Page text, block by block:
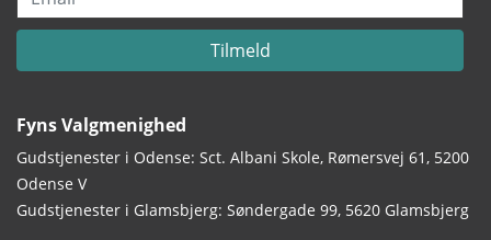
Fyns Valgmenighed
Gudstjenester i Odense: Sct. Albani Skole, Rømersvej 61, 5200
Odense V
Gudstjenester i Glamsbjerg: Søndergade 99, 5620 Glamsbjerg
Tilmeld